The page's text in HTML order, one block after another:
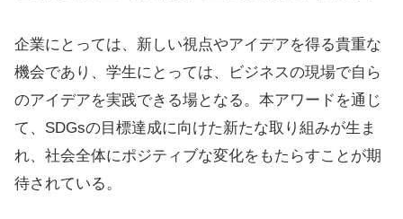
企業にとっては、新しい視点やアイデアを得る貴重な
機会であり、学生にとっては、ビジネスの現場で自ら
のアイデアを実践できる場となる。本アワードを通じ
て、SDGsの目標達成に向けた新たな取り組みが生ま
れ、社会全体にポジティブな変化をもたらすことが期
待されている。